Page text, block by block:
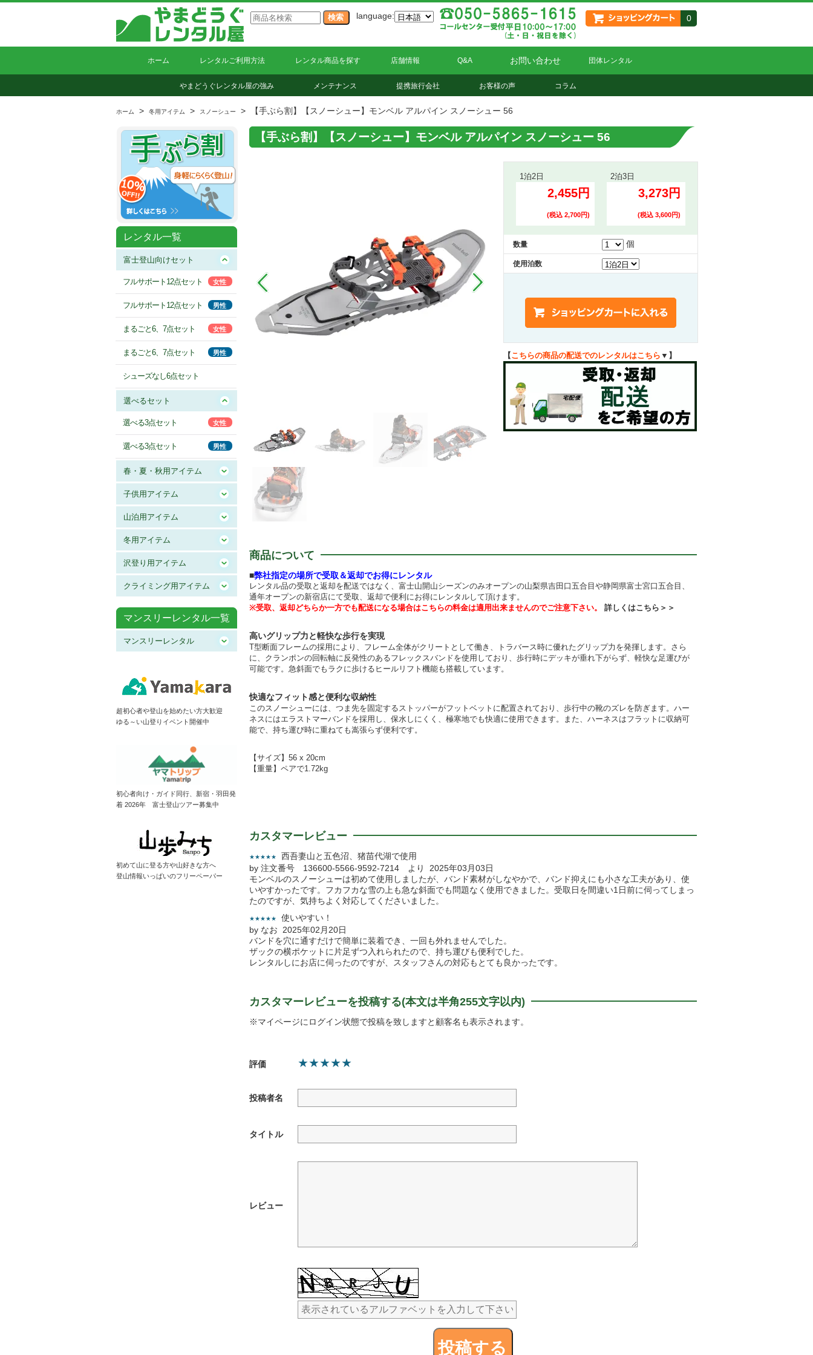
0
language:
ホーム レンタルご利用方法 レンタル商品を探す 店舗情報 Q&A お問い合わせ 団体レンタル
やまどうぐレンタル屋の強み メンテナンス 提携旅行会社 お客様の声 コラム
ホーム > 冬用アイテム > スノーシュー > 【手ぶら割】【スノーシュー】モンベル アルパイン スノーシュー 56
レンタル一覧
富士登山向けセット
フルサポート12点セット 女性
フルサポート12点セット 男性
まるごと6、7点セット 女性
まるごと6、7点セット 男性
シューズなし6点セット
選べるセット
選べる3点セット 女性
選べる3点セット 男性
春・夏・秋用アイテム
子供用アイテム
山泊用アイテム
冬用アイテム
沢登り用アイテム
クライミング用アイテム
マンスリーレンタル一覧
マンスリーレンタル
超初心者や登山を始めたい方大歓迎
ゆる～い山登りイベント開催中
初心者向け・ガイド同行、新宿・羽田発
着 2026年 富士登山ツアー募集中
初めて山に登る方や山好きな方へ
登山情報いっぱいのフリーペーパー
【手ぶら割】【スノーシュー】モンベル アルパイン スノーシュー 56
1泊2日
2,455円
(税込 2,700円)
2泊3日
3,273円
(税込 3,600円)
数量 個
使用泊数
【こちらの商品の配送でのレンタルはこちら ▼】
商品について
■弊社指定の場所で受取＆返却でお得にレンタル
レンタル品の受取と返却を配送ではなく、富士山開山シーズンのみオープンの山梨県吉田口五合目や静岡県富士宮口五合目、
通年オープンの新宿店にて受取、返却で便利にお得にレンタルして頂けます。
※受取、返却どちらか一方でも配送になる場合はこちらの料金は適用出来ませんのでご注意下さい。
詳しくはこちら＞＞
高いグリップ力と軽快な歩行を実現
T型断面フレームの採用により、フレーム全体がクリートとして働き、トラバース時に優れたグリップ力を発揮します。さら
に、クランポンの回転軸に反発性のあるフレックスバンドを使用しており、歩行時にデッキが垂れ下がらず、軽快な足運びが
可能です。急斜面でもラクに歩けるヒールリフト機能も搭載しています。
快適なフィット感と便利な収納性
このスノーシューには、つま先を固定するストッパーがフットベットに配置されており、歩行中の靴のズレを防ぎます。ハー
ネスにはエラストマーバンドを採用し、保水しにくく、極寒地でも快適に使用できます。また、ハーネスはフラットに収納可
能で、持ち運び時に重ねても嵩張らず便利です。
【サイズ】56 x 20cm
【重量】ペアで1.72kg
カスタマーレビュー
★★★★★
西吾妻山と五色沼、猪苗代湖で使用
by 注文番号 136600-5566-9592-7214 より 2025年03月03日
モンベルのスノーシューは初めて使用しましたが、バンド素材がしなやかで、バンド抑えにも小さな工夫があり、使
いやすかったです。フカフカな雪の上も急な斜面でも問題なく使用できました。受取日を間違い1日前に伺ってしまっ
たのですが、気持ちよく対応してくださいました。
★★★★★
使いやすい！
by なお 2025年02月20日
バンドを穴に通すだけで簡単に装着でき、一回も外れませんでした。
ザックの横ポケットに片足ずつ入れられたので、持ち運びも便利でした。
レンタルしにお店に伺ったのですが、スタッフさんの対応もとても良かったです。
カスタマーレビューを投稿する(本文は半角255文字以内)
※マイページにログイン状態で投稿を致しますと顧客名も表示されます。
評価 ★★★★★
投稿者名
タイトル
レビュー